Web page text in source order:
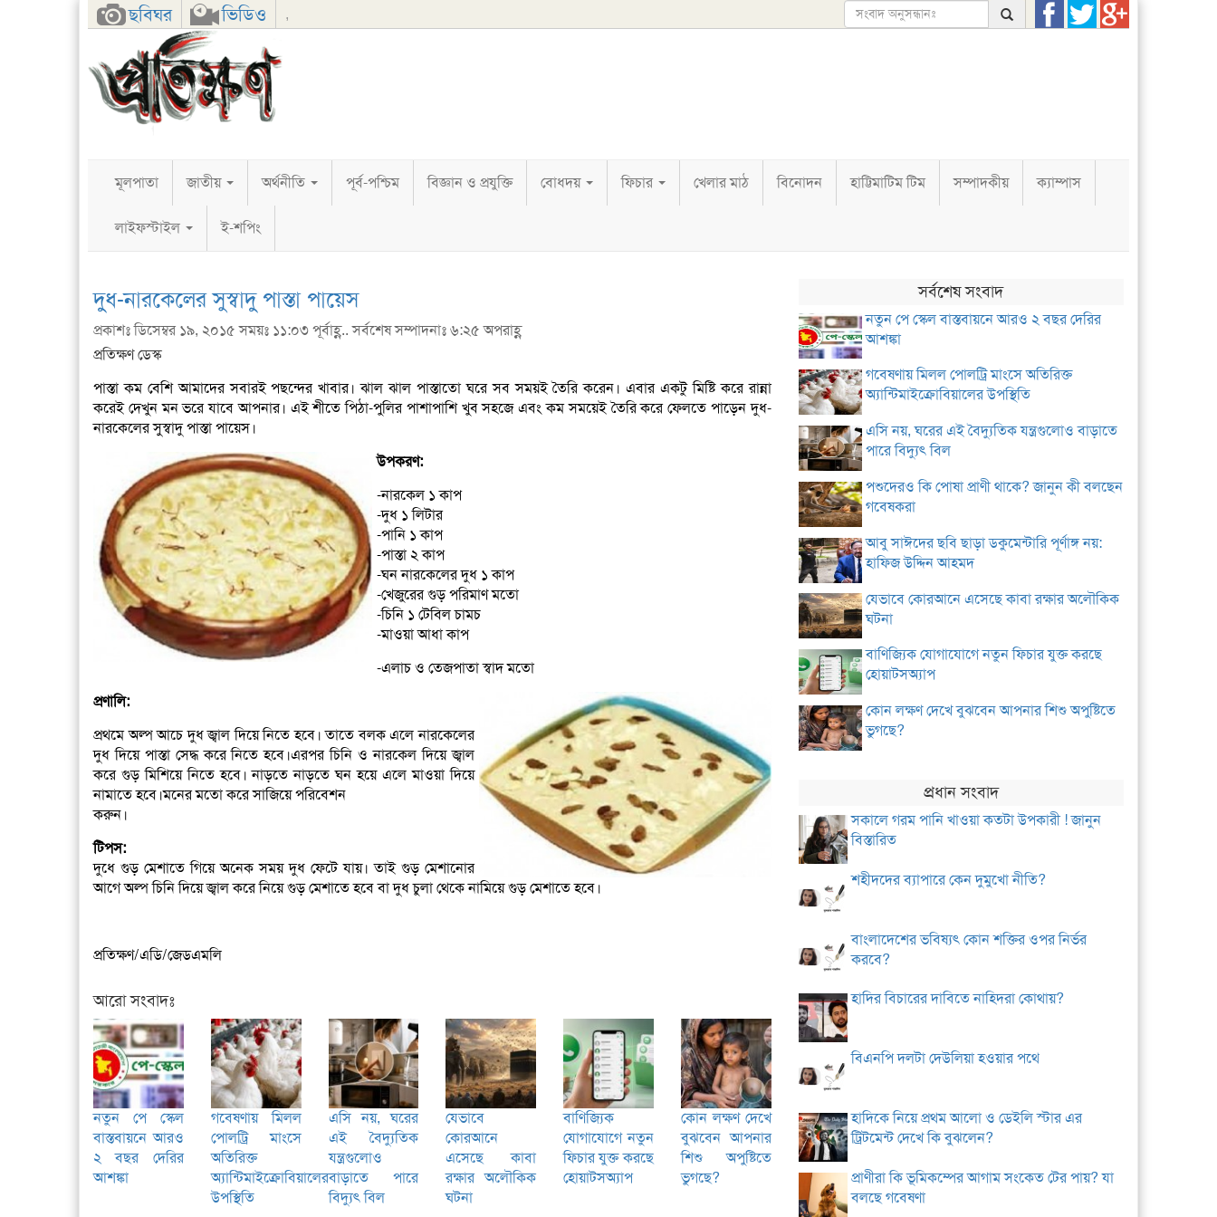
ছবিঘর ভিডিও ,
FacebookTwitterGoogle+
মূলপাতা জাতীয় অর্থনীতি পূর্ব-পশ্চিম বিজ্ঞান ও প্রযুক্তি বোধদয় ফিচার খেলার মাঠ বিনোদন হাট্টিমাটিম টিম সম্পাদকীয় ক্যাম্পাস
লাইফস্টাইল ই-শপিং
দুধ-নারকেলের সুস্বাদু পাস্তা পায়েস
প্রকাশঃ ডিসেম্বর ১৯, ২০১৫ সময়ঃ ১১:০৩ পূর্বাহ্ণ.. সর্বশেষ সম্পাদনাঃ ৬:২৫ অপরাহ্ণ
প্রতিক্ষণ ডেস্ক
পাস্তা কম বেশি আমাদের সবারই পছন্দের খাবার। ঝাল ঝাল পাস্তাতো ঘরে সব সময়ই তৈরি করেন। এবার একটু মিষ্টি করে রান্না
করেই দেখুন মন ভরে যাবে আপনার। এই শীতে পিঠা-পুলির পাশাপাশি খুব সহজে এবং কম সময়েই তৈরি করে ফেলতে পাড়েন দুধ-
নারকেলের সুস্বাদু পাস্তা পায়েস।
উপকরণ:
-নারকেল ১ কাপ
-দুধ ১ লিটার
-পানি ১ কাপ
-পাস্তা ২ কাপ
-ঘন নারকেলের দুধ ১ কাপ
-খেজুরের গুড় পরিমাণ মতো
-চিনি ১ টেবিল চামচ
-মাওয়া আধা কাপ
-এলাচ ও তেজপাতা স্বাদ মতো
প্রণালি:
প্রথমে অল্প আচে দুধ জ্বাল দিয়ে নিতে হবে। তাতে বলক এলে নারকেলের
দুধ দিয়ে পাস্তা সেদ্ধ করে নিতে হবে।এরপর চিনি ও নারকেল দিয়ে জ্বাল
করে গুড় মিশিয়ে নিতে হবে। নাড়তে নাড়তে ঘন হয়ে এলে মাওয়া দিয়ে
নামাতে হবে।মনের মতো করে সাজিয়ে পরিবেশন
করুন।
টিপস:
দুধে গুড় মেশাতে গিয়ে অনেক সময় দুধ ফেটে যায়। তাই গুড় মেশানোর
আগে অল্প চিনি দিয়ে জ্বাল করে নিয়ে গুড় মেশাতে হবে বা দুধ চুলা থেকে নামিয়ে গুড় মেশাতে হবে।
প্রতিক্ষণ/এডি/জেডএমলি
আরো সংবাদঃ
নতুন পে স্কেল
বাস্তবায়নে আরও
২ বছর দেরির
আশঙ্কা
গবেষণায় মিলল
পোলট্রি মাংসে
অতিরিক্ত
অ্যান্টিমাইক্রোবিয়ালের
উপস্থিতি
এসি নয়, ঘরের
এই বৈদ্যুতিক
যন্ত্রগুলোও
বাড়াতে পারে
বিদ্যুৎ বিল
যেভাবে
কোরআনে
এসেছে কাবা
রক্ষার অলৌকিক
ঘটনা
বাণিজ্যিক
যোগাযোগে নতুন
ফিচার যুক্ত করছে
হোয়াটসঅ্যাপ
কোন লক্ষণ দেখে
বুঝবেন আপনার
শিশু অপুষ্টিতে
ভুগছে?
সর্বশেষ সংবাদ
নতুন পে স্কেল বাস্তবায়নে আরও ২ বছর দেরির
আশঙ্কা
গবেষণায় মিলল পোলট্রি মাংসে অতিরিক্ত
অ্যান্টিমাইক্রোবিয়ালের উপস্থিতি
এসি নয়, ঘরের এই বৈদ্যুতিক যন্ত্রগুলোও বাড়াতে
পারে বিদ্যুৎ বিল
পশুদেরও কি পোষা প্রাণী থাকে? জানুন কী বলছেন
গবেষকরা
আবু সাঈদের ছবি ছাড়া ডকুমেন্টারি পূর্ণাঙ্গ নয়:
হাফিজ উদ্দিন আহমদ
যেভাবে কোরআনে এসেছে কাবা রক্ষার অলৌকিক
ঘটনা
বাণিজ্যিক যোগাযোগে নতুন ফিচার যুক্ত করছে
হোয়াটসঅ্যাপ
কোন লক্ষণ দেখে বুঝবেন আপনার শিশু অপুষ্টিতে
ভুগছে?
প্রধান সংবাদ
সকালে গরম পানি খাওয়া কতটা উপকারী ! জানুন
বিস্তারিত
শহীদদের ব্যাপারে কেন দুমুখো নীতি?
বাংলাদেশের ভবিষ্যৎ কোন শক্তির ওপর নির্ভর
করবে?
হাদির বিচারের দাবিতে নাহিদরা কোথায়?
বিএনপি দলটা দেউলিয়া হওয়ার পথে
হাদিকে নিয়ে প্রথম আলো ও ডেইলি স্টার এর
ট্রিটমেন্ট দেখে কি বুঝলেন?
প্রাণীরা কি ভূমিকম্পের আগাম সংকেত টের পায়? যা
বলছে গবেষণা